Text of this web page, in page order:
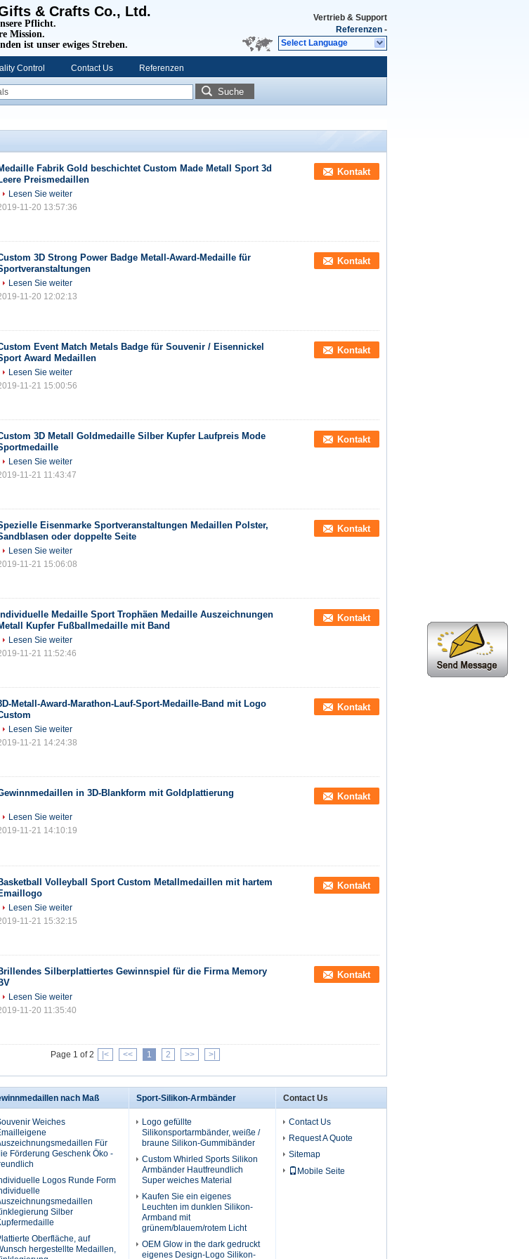
& Crafts Co., Ltd.
Pflicht.
Mission.
ist unser ewiges Streben.
Vertrieb & Support
Referenzen -
Select Language
Control Contact Us Referenzen
Suche
Fabrik Gold beschichtet Custom Made Metall Sport 3d
Preismedaillen
Kontakt
Lesen Sie weiter
11-20 13:57:36
3D Strong Power Badge Metall-Award-Medaille für
Kontakt
Lesen Sie weiter
11-20 12:02:13
Event Match Metals Badge für Souvenir / Eisennickel
Award Medaillen
Kontakt
Lesen Sie weiter
11-21 15:00:56
3D Metall Goldmedaille Silber Kupfer Laufpreis Mode
Kontakt
Lesen Sie weiter
11-21 11:43:47
Eisenmarke Sportveranstaltungen Medaillen Polster,
oder doppelte Seite
Kontakt
Lesen Sie weiter
11-21 15:06:08
Individuelle Medaille Sport Trophäen Medaille Auszeichnungen
Kupfer Fußballmedaille mit Band
Kontakt
Lesen Sie weiter
11-21 11:52:46
Metall-Award-Marathon-Lauf-Sport-Medaille-Band mit Logo
Kontakt
Lesen Sie weiter
11-21 14:24:38
in 3D-Blankform mit Goldplattierung Kontakt
Lesen Sie weiter
11-21 14:10:19
Volleyball Sport Custom Metallmedaillen mit hartem
Kontakt
Lesen Sie weiter
11-21 15:32:15
Silberplattiertes Gewinnspiel für die Firma Memory
Kontakt
Lesen Sie weiter
11-20 11:35:40
Page 1 of 2 |< << 1 2 >> >|
nach Maß
Weiches
Für
Förderung Geschenk Öko -
Logos Runde Form
Silber
Oberfläche, auf
hergestellte Medaillen,
Sport-Silikon-Armbänder
Logo gefüllte
Silikonsportarmbänder, weiße /
braune Silikon-Gummibänder
Custom Whirled Sports Silikon
Armbänder Hautfreundlich
Super weiches Material
Kaufen Sie ein eigenes
Leuchten im dunklen Silikon-
Armband mit
grünem/blauem/rotem Licht
OEM Glow in the dark gedruckt
eigenes Design-Logo Silikon-
Contact Us
Contact Us
Request A Quote
Sitemap
Mobile Seite